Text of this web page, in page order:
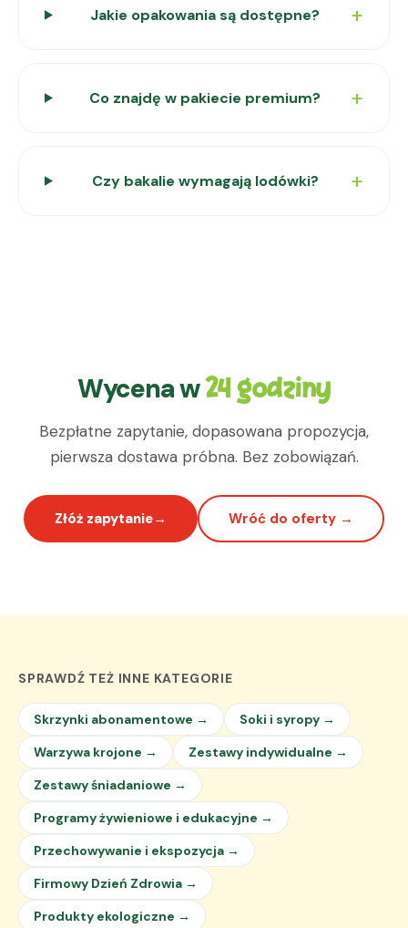
Jakie opakowania są dostępne?
Co znajdę w pakiecie premium?
Czy bakalie wymagają lodówki?
Wycena w24 godziny
Bezpłatne zapytanie, dopasowana propozycja,
pierwsza dostawa próbna. Bez zobowiązań.
Złóż zapytanie Wróć do oferty →
SPRAWDŹ TEŻ INNE KATEGORIE
Skrzynki abonamentowe →
Soki i syropy →
Warzywa krojone →
Zestawy indywidualne →
Zestawy śniadaniowe →
Programy żywieniowe i edukacyjne →
Przechowywanie i ekspozycja →
Firmowy Dzień Zdrowia →
Produkty ekologiczne →